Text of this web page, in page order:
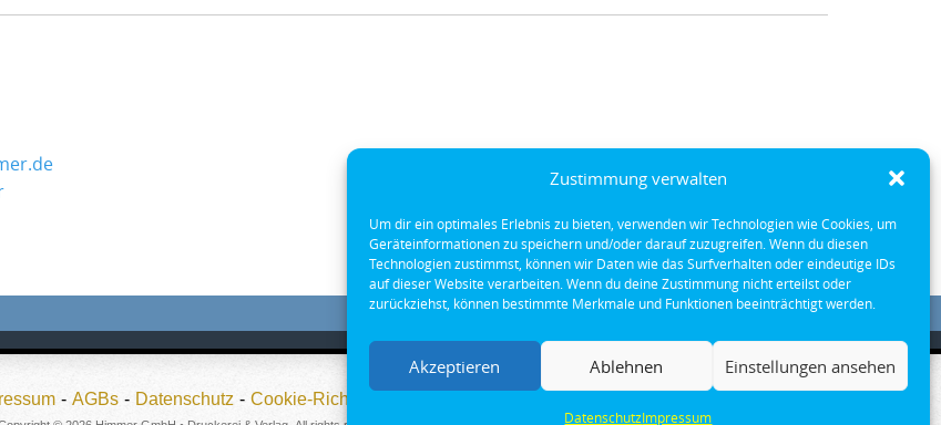
Zustimmung verwalten
Um dir ein optimales Erlebnis zu bieten, verwenden wir Technologien wie Cookies, um
Geräteinformationen zu speichern und/oder darauf zuzugreifen. Wenn du diesen
Technologien zustimmst, können wir Daten wie das Surfverhalten oder eindeutige IDs
auf dieser Website verarbeiten. Wenn du deine Zustimmung nicht erteilst oder
zurückziehst, können bestimmte Merkmale und Funktionen beeinträchtigt werden.
Akzeptieren Ablehnen Einstellungen ansehen
DatenschutzImpressum
AGBs Datenschutz Cookie-Richtlinie (EU)